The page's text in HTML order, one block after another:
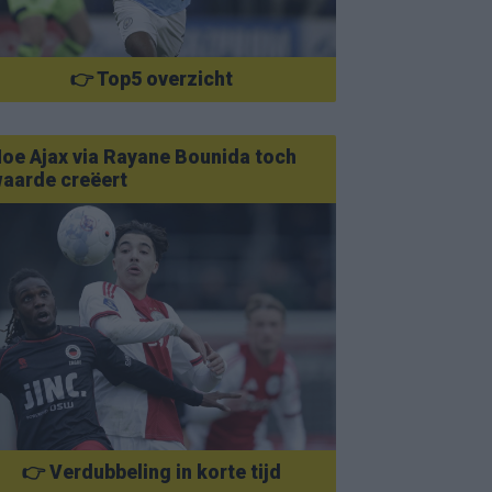
👉 Top5 overzicht
Ajax via Rayane Bounida toch
creëert
👉 Verdubbeling in korte tijd